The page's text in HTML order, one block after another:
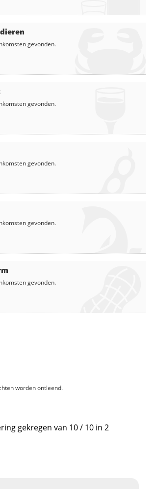
gevonden.
gevonden.
gevonden.
gevonden.
gevonden.
worden ontleend.
gekregen van 10/ 10 in 2